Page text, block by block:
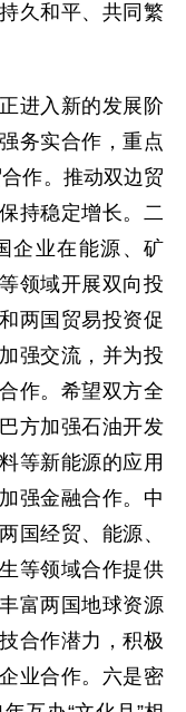
久和平、共同繁
进入新的发展阶
务实合作，重点
作。推动双边贸
持稳定增长。二
企业在能源、矿
领域开展双向投
两国贸易投资促
强交流，并为投
作。希望双方全
方加强石油开发
等新能源的应用
强金融合作。中
国经贸、能源、
等领域合作提供
富两国地球资源
合作潜力，积极
业合作。六是密